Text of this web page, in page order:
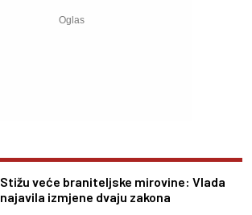
Stižu veće braniteljske mirovine: Vlada
najavila izmjene dvaju zakona